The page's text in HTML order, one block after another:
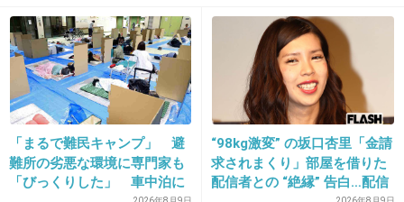
+47 -10
29. 匿名 2014/05/04(日) 10:18:58
特別ブスではないけど、この子ケツアゴだよね
+36 -10
「まるで難民キャンプ」 避
難所の劣悪な環境に専門家も
「びっくりした」 車中泊に
“98kg激変” の坂口杏里「金請
求されまくり」部屋を借りた
配信者との “絶縁” 告白…配信